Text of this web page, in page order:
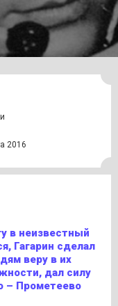
2016
в неизвестный
Гагарин сделал
веру в их
дал силу
– Прометеево